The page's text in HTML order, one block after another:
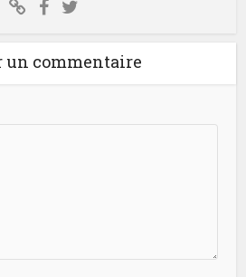
un commentaire